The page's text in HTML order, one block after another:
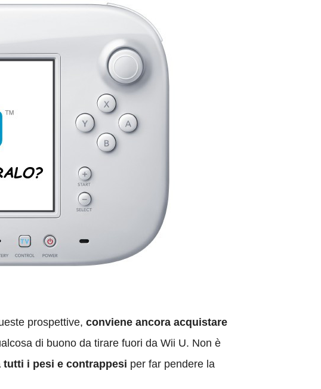
prospettive, conviene ancora acquistare
di buono da tirare fuori da Wii U. Non è
i pesi e contrappesi per far pendere la